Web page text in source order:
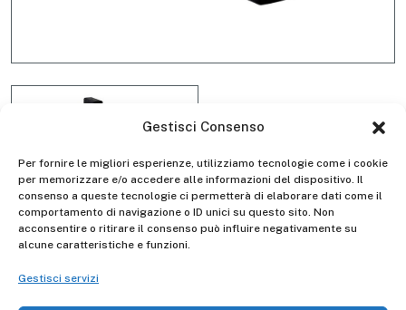
Gestisci Consenso
Per fornire le migliori esperienze, utilizziamo tecnologie come i cookie
per memorizzare e/o accedere alle informazioni del dispositivo. Il
consenso a queste tecnologie ci permetterà di elaborare dati come il
comportamento di navigazione o ID unici su questo sito. Non
acconsentire o ritirare il consenso può influire negativamente su
alcune caratteristiche e funzioni.
Gestisci servizi
Kit 2 piedini per barra